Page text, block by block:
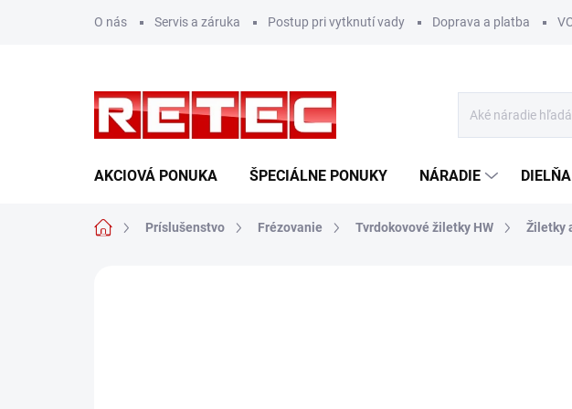
O nás Servis a záruka Postup pri vytknutí vady Doprava a platba
AKCIOVÁ PONUKA ŠPECIÁLNE PONUKY NÁRADIE
DomovPríslušenstvo Frézovanie Tvrdokovové žiletky HW Žiletky